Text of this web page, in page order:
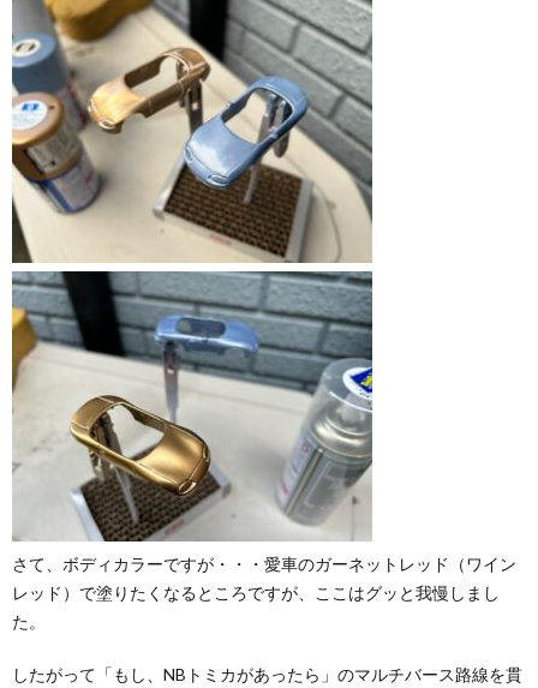
さて、ボディカラーですが・・・愛車のガーネットレッド（ワイン
レッド）で塗りたくなるところですが、ここはグッと我慢しまし
た。
したがって「もし、NBトミカがあったら」のマルチバース路線を貫